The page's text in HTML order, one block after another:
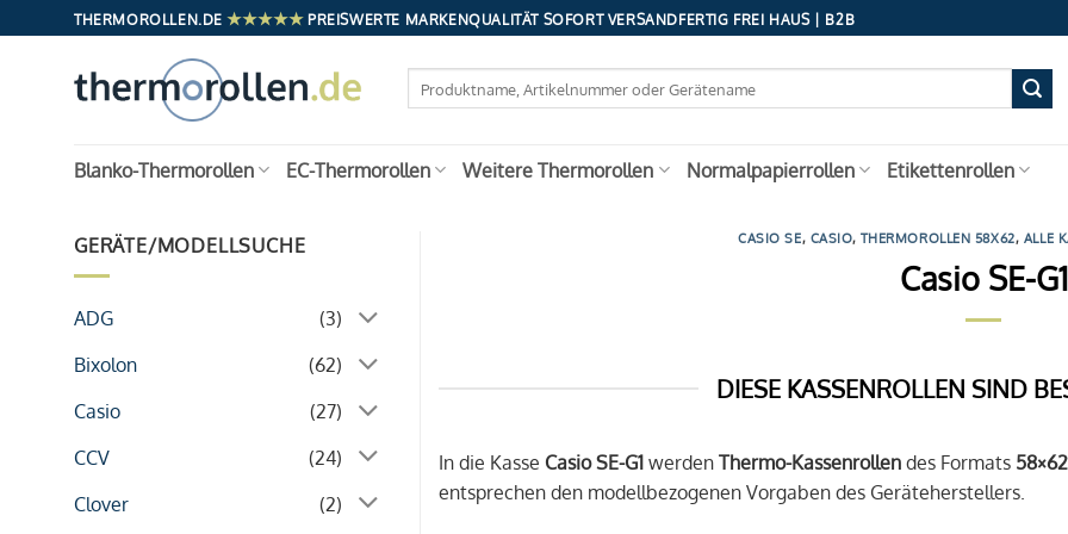
Inhalt
THERMOROLLEN.DE ★★★★★ PREISWERTE MARKENQUALITÄT SOFORT VERSANDFERTIG FREI HAUS | B2B
nach:
Blanko-Thermorollen EC-Thermorollen Weitere Thermorollen Normalpapierrollen Etikettenrollen
GERÄTE/MODELLSUCHE
ADG
(3)
Bixolon
(62)
Casio
(27)
CCV
(24)
Clover
(2)
CASIO SE, CASIO, THERMOROLLEN 58X62, ALLE
Casio SE-G1
DIESE KASSENROLLEN SIND
In die Kasse Casio SE-G1 werden Thermo-Kassenrollen des Formats 58×62
entsprechen den modellbezogenen Vorgaben des Geräteherstellers.